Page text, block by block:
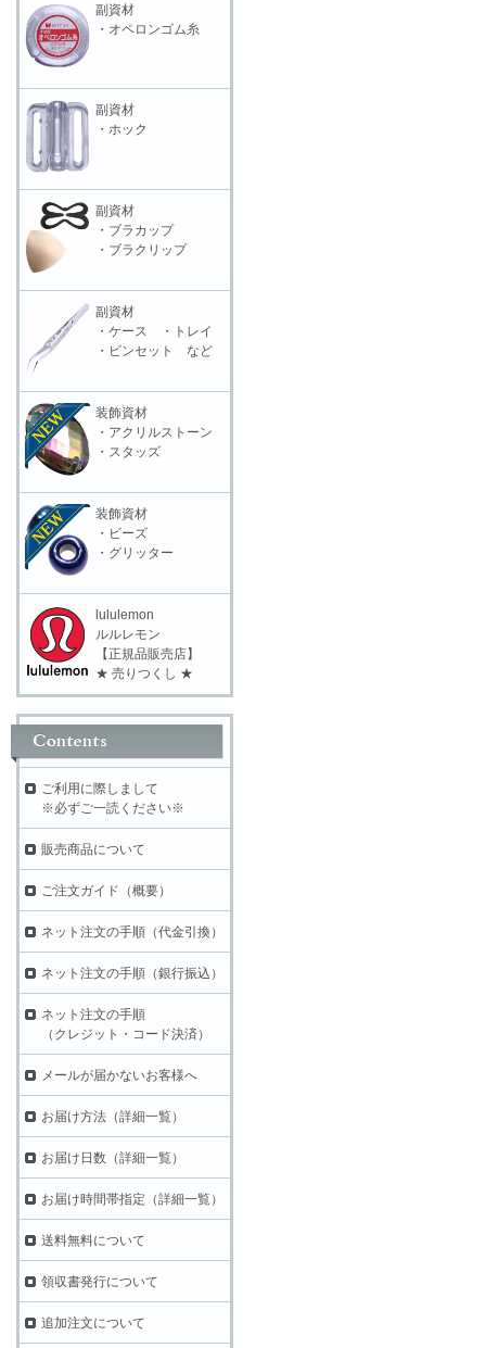
副資材
・オペロンゴム糸
副資材
・ホック
副資材
・ブラカップ
・ブラクリップ
副資材
・ケース ・トレイ
・ピンセット など
装飾資材
・アクリルストーン
・スタッズ
装飾資材
・ビーズ
・グリッター
lululemon
ルルレモン
【正規品販売店】
★ 売りつくし ★
ご利用に際しまして
※必ずご一読ください※
販売商品について
ご注文ガイド（概要）
ネット注文の手順（代金引換）
ネット注文の手順（銀行振込）
ネット注文の手順
（クレジット・コード決済）
メールが届かないお客様へ
お届け方法（詳細一覧）
お届け日数（詳細一覧）
お届け時間帯指定（詳細一覧）
送料無料について
領収書発行について
追加注文について